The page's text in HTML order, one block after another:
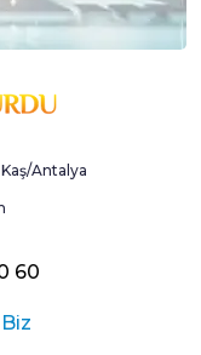
Antalya
60